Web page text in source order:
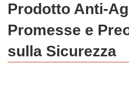
Prodotto Anti-
Promesse e
sulla Sicurezza